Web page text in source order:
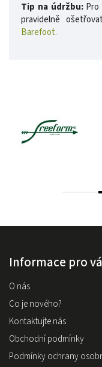
Tip na údržbu:Pro
pravidelně
Barefoot.
Informace pro
O nás
Co je nového?
Kontaktujte nás
Obchodní podmínky
Podmínky ochrany